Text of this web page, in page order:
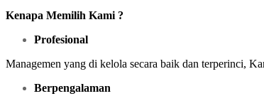
Kenapa Memilih Kami ?
Profesional
Managemen yang di kelola secara baik dan terperinci,
Berpengalaman